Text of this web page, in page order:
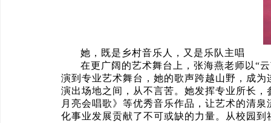
她，既是乡村音乐人，又是乐队主唱
在更广阔的艺术舞台上，张海燕老师以“
演到专业艺术舞台，她的歌声跨越山野，成
演出场地之间，从不言苦。她发挥专业所长
月亮会唱歌》等优秀音乐作品，让艺术的清
化事业发展贡献了不可或缺的力量。从校园